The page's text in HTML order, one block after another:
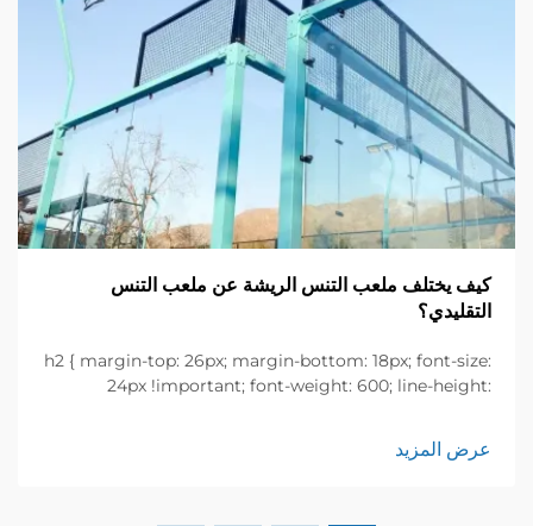
كيف يختلف ملعب التنس الريشة عن ملعب التنس
التقليدي؟
h2 { margin-top: 26px; margin-bottom: 18px; font-size:
24px !important; font-weight: 600; line-height:
font-size: 20px !important; font-weight: 600; line-
height: ...}
عرض المزيد